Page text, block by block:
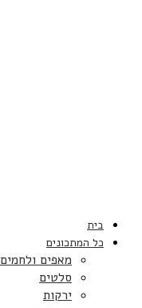
בית
כל המתכונים
מאפים ולחמים
סלטים
ירקות